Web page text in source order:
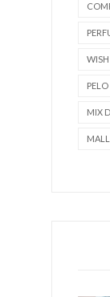
PELO
MIX